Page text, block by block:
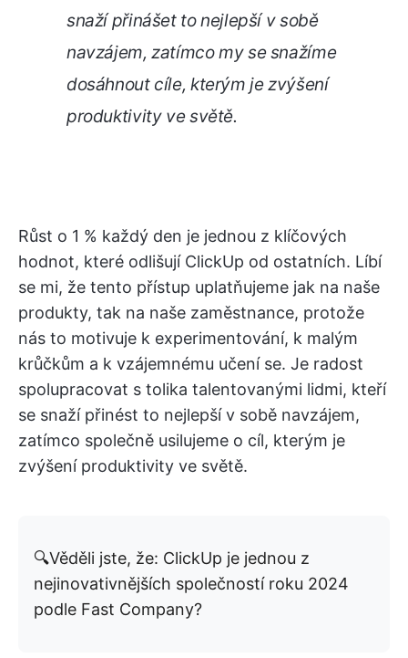
snaží přinášet to nejlepší v sobě
navzájem, zatímco my se snažíme
dosáhnout cíle, kterým je zvýšení
produktivity ve světě.
Růst o 1 % každý den je jednou z klíčových
hodnot, které odlišují ClickUp od ostatních. Líbí
se mi, že tento přístup uplatňujeme jak na naše
produkty, tak na naše zaměstnance, protože
nás to motivuje k experimentování, k malým
krůčkům a k vzájemnému učení se. Je radost
spolupracovat s tolika talentovanými lidmi, kteří
se snaží přinést to nejlepší v sobě navzájem,
zatímco společně usilujeme o cíl, kterým je
zvýšení produktivity ve světě.
🔍Věděli jste, že: ClickUp je jednou z
nejinovativnějších společností roku 2024
podle Fast Company?